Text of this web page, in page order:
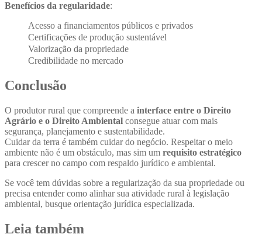
Benefícios da regularidade:
Acesso a financiamentos públicos e privados
Certificações de produção sustentável
Valorização da propriedade
Credibilidade no mercado
Conclusão
O produtor rural que compreende a interface entre o Direito
Agrário e o Direito Ambiental consegue atuar com mais
segurança, planejamento e sustentabilidade.
Cuidar da terra é também cuidar do negócio. Respeitar o meio
ambiente não é um obstáculo, mas sim um requisito estratégico
para crescer no campo com respaldo jurídico e ambiental.
Se você tem dúvidas sobre a regularização da sua propriedade ou
precisa entender como alinhar sua atividade rural à legislação
ambiental, busque orientação jurídica especializada.
Leia também